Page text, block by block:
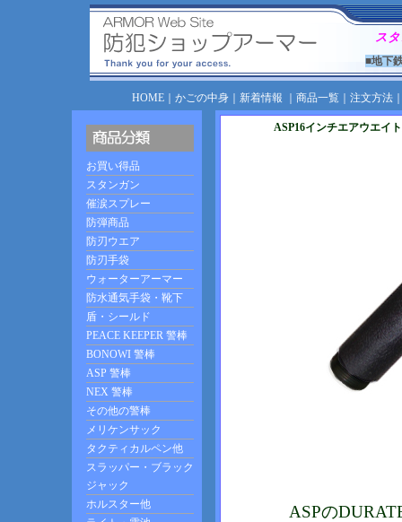
ス
■地下
HOME｜ かごの中身｜ 新着情報 商品一覧｜ 注文方法
ASP16インチエアウエイ
ASPの